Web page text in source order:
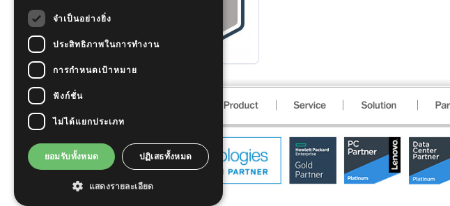
จำเป็นอย่างยิ่ง
ประสิทธิภาพในการทำงาน
การกำหนดเป้าหมาย
ฟังก์ชั่น
ไม่ได้แยกประเภท
ยอมรับทั้งหมด ปฏิเสธทั้งหมด
แสดงรายละเอียด